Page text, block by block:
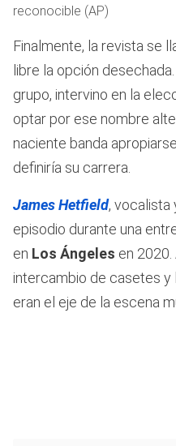
reconocible (AP)
Finalmente, la revista se
libre la opción desechada.
grupo, intervino en la
optar por ese nombre
naciente banda
definiría su carrera.
James Hetfield, vocalista
episodio durante una
en Los Ángeles en
intercambio de casetes y
eran el eje de la escena